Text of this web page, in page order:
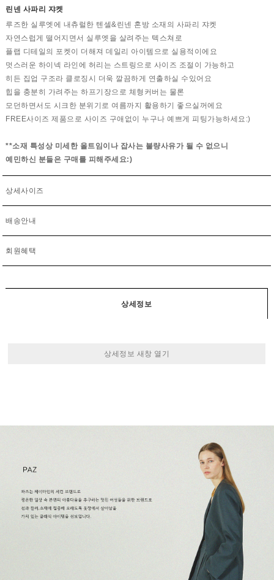
린넨 사파리 쟈켓
루즈한 실루엣에 내츄럴한 텐셀&린넨 혼방 소재의 사파리 쟈켓
자연스럽게 떨어지면서 실루엣을 살려주는 텍스쳐로
플랩 디테일의 포켓이 더해져 데일리 아이템으로 실용적이에요
멋스러운 하이넥 라인에 허리는 스트링으로 사이즈 조절이 가능하고
히든 집업 구조라 클로징시 더욱 깔끔하게 연출하실 수있어요
힙을 충분히 가려주는 하프기장으로 체형커버는 물론
모던하면서도 시크한 분위기로 여름까지 활용하기 좋으실꺼에요
FREE사이즈 제품으로 사이즈 구애없이 누구나 예쁘게 피팅가능하세요:)
**소재 특성상 미세한 올트임이나 잡사는 불량사유가 될 수 없으니
예민하신 분들은 구매를 피해주세요:)
상세사이즈
배송안내
회원혜택
상세정보
상세정보 새창 열기